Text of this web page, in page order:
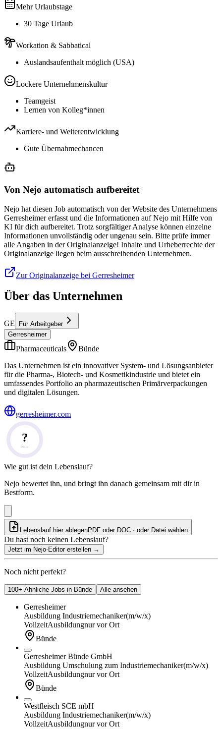
Mehr Urlaubstage
30 Tage Urlaub
Workation & Sabbatical
Auslandsaufenthalt möglich (USA)
Lockere Unternehmenskultur
Teamgeist
Lernen von Kolleg*innen
Karriere- und Weiterentwicklung
Gute Übernahmechancen
Von Nejo automatisch aufbereitet
Nejo hat diesen Job automatisch von der Website des Unternehmens
Gerresheimer erfasst und die Informationen auf Nejo mit Hilfe von
KI für dich aufbereitet. Trotz sorgfältiger Analyse können einzelne
Informationen unvollständig oder ungenau sein. Bitte prüfe immer
alle Angaben in der Originalanzeige! Inhalte und Urheberrechte der
Originalanzeige liegen beim ausschreibenden Unternehmen.
Zur Originalanzeige bei Gerresheimer
Über das Unternehmen
GE
Für Arbeitgeber
Gerresheimer
Pharmaceuticals
Bünde
Das Unternehmen ist ein innovativer System- und Lösungsanbieter
für die Pharma-, Biotech- und Kosmetikindustrie und bietet ein
umfassendes Portfolio an pharmazeutischen Primärverpackungen
und digitalen Lösungen.
gerresheimer.com
?
Note
Wie gut ist dein Lebenslauf?
Nejo bewertet ihn, und bringt ihn danach gemeinsam mit dir in
Bestform.
Lebenslauf hier ablegenPDF oder DOC · oder Datei wählen
Du hast noch keinen Lebenslauf?
Jetzt im Nejo-Editor erstellen →
Noch nicht perfekt?
100+ Ähnliche Jobs in Bünde Alle ansehen
Gerresheimer
Ausbildung Industriemechaniker(m/w/x)
VollzeitAusbildungnur vor Ort
Bünde
Gerresheimer Bünde GmbH
Ausbildung Umschulung zum Industriemechaniker(m/w/x)
VollzeitAusbildungnur vor Ort
Bünde
Westfleisch SCE mbH
Ausbildung Industriemechaniker(m/w/x)
VollzeitAusbildungnur vor Ort